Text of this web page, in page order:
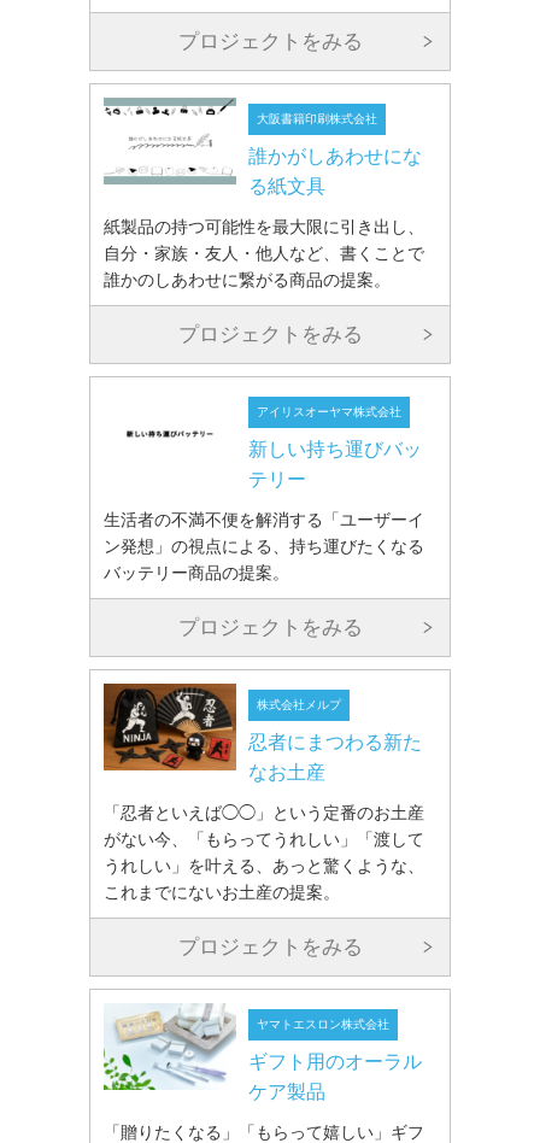
プロジェクトをみる
大阪書籍印刷株式会社
誰かがしあわせにな
る紙文具
紙製品の持つ可能性を最大限に引き出し、
自分・家族・友人・他人など、書くことで
誰かのしあわせに繋がる商品の提案。
プロジェクトをみる
アイリスオーヤマ株式会社
新しい持ち運びバッ
テリー
生活者の不満不便を解消する「ユーザーイ
ン発想」の視点による、持ち運びたくなる
バッテリー商品の提案。
プロジェクトをみる
株式会社メルプ
忍者にまつわる新た
なお土産
「忍者といえば◯◯」という定番のお土産
がない今、「もらってうれしい」「渡して
うれしい」を叶える、あっと驚くような、
これまでにないお土産の提案。
プロジェクトをみる
ヤマトエスロン株式会社
ギフト用のオーラル
ケア製品
「贈りたくなる」「もらって嬉しい」ギフ